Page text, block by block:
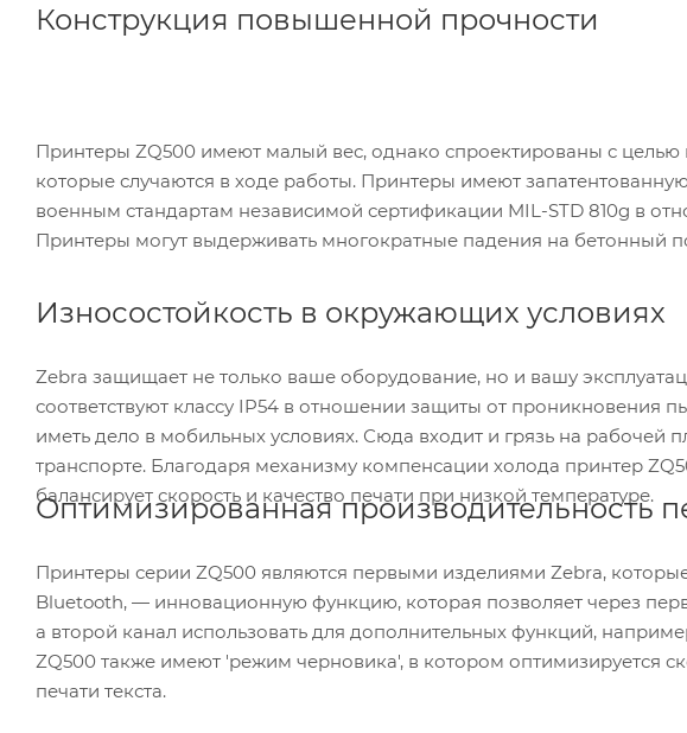
Конструкция повышенной прочности
Принтеры ZQ500 имеют малый вес, однако спроектированы с
которые случаются в ходе работы. Принтеры имеют
военным стандартам независимой сертификации MIL-STD 810g в
Принтеры могут выдерживать многократные падения на бетонный
Износостойкость в окружающих условиях
Zebra защищает не только ваше оборудование, но и вашу
соответствуют классу IP54 в отношении защиты от проникновения
иметь дело в мобильных условиях. Сюда входит и грязь на
транспорте. Благодаря механизму компенсации холода принтер
балансирует скорость и качество печати при низкой температуре.
Оптимизированная производительность
Принтеры серии ZQ500 являются первыми изделиями Zebra,
Bluetooth, — инновационную функцию, которая позволяет через
а второй канал использовать для дополнительных функций,
ZQ500 также имеют 'режим черновика', в котором оптимизируется
печати текста.